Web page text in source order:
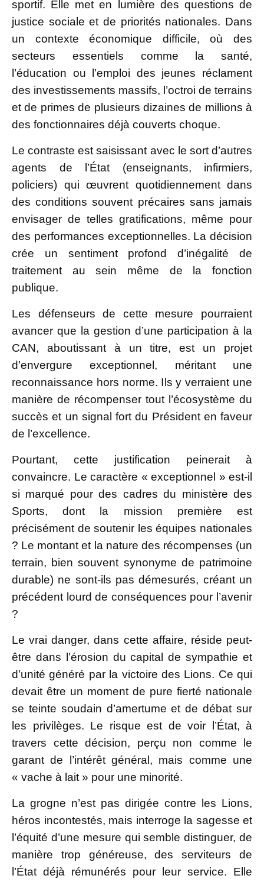
sportif. Elle met en lumière des questions de
justice sociale et de priorités nationales. Dans
un contexte économique difficile, où des
secteurs essentiels comme la santé,
l’éducation ou l’emploi des jeunes réclament
des investissements massifs, l’octroi de terrains
et de primes de plusieurs dizaines de millions à
des fonctionnaires déjà couverts choque.
Le contraste est saisissant avec le sort d’autres
agents de l’État (enseignants, infirmiers,
policiers) qui œuvrent quotidiennement dans
des conditions souvent précaires sans jamais
envisager de telles gratifications, même pour
des performances exceptionnelles. La décision
crée un sentiment profond d’inégalité de
traitement au sein même de la fonction
publique.
Les défenseurs de cette mesure pourraient
avancer que la gestion d’une participation à la
CAN, aboutissant à un titre, est un projet
d’envergure exceptionnel, méritant une
reconnaissance hors norme. Ils y verraient une
manière de récompenser tout l’écosystème du
succès et un signal fort du Président en faveur
de l’excellence.
Pourtant, cette justification peinerait à
convaincre. Le caractère « exceptionnel » est-il
si marqué pour des cadres du ministère des
Sports, dont la mission première est
précisément de soutenir les équipes nationales
? Le montant et la nature des récompenses (un
terrain, bien souvent synonyme de patrimoine
durable) ne sont-ils pas démesurés, créant un
précédent lourd de conséquences pour l’avenir
?
Le vrai danger, dans cette affaire, réside peut-
être dans l’érosion du capital de sympathie et
d’unité généré par la victoire des Lions. Ce qui
devait être un moment de pure fierté nationale
se teinte soudain d’amertume et de débat sur
les privilèges. Le risque est de voir l’État, à
travers cette décision, perçu non comme le
garant de l’intérêt général, mais comme une
« vache à lait » pour une minorité.
La grogne n’est pas dirigée contre les Lions,
héros incontestés, mais interroge la sagesse et
l’équité d’une mesure qui semble distinguer, de
manière trop généreuse, des serviteurs de
l’État déjà rémunérés pour leur service. Elle